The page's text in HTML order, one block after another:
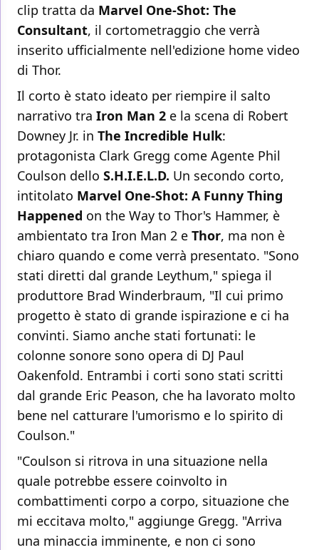
clip tratta da Marvel One-Shot: The
Consultant, il cortometraggio che verrà
inserito ufficialmente nell'edizione home video
di Thor.
Il corto è stato ideato per riempire il salto
narrativo tra Iron Man 2 e la scena di Robert
Downey Jr. in The Incredible Hulk:
protagonista Clark Gregg come Agente Phil
Coulson dello S.H.I.E.L.D. Un secondo corto,
intitolato Marvel One-Shot: A Funny Thing
Happened on the Way to Thor's Hammer, è
ambientato tra Iron Man 2 e Thor, ma non è
chiaro quando e come verrà presentato. "Sono
stati diretti dal grande Leythum," spiega il
produttore Brad Winderbraum, "Il cui primo
progetto è stato di grande ispirazione e ci ha
convinti. Siamo anche stati fortunati: le
colonne sonore sono opera di DJ Paul
Oakenfold. Entrambi i corti sono stati scritti
dal grande Eric Peason, che ha lavorato molto
bene nel catturare l'umorismo e lo spirito di
Coulson."
"Coulson si ritrova in una situazione nella
quale potrebbe essere coinvolto in
combattimenti corpo a corpo, situazione che
mi eccitava molto," aggiunge Gregg. "Arriva
una minaccia imminente, e non ci sono